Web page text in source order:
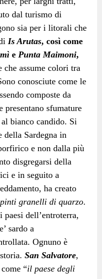
dal turismo di
sia per i litorali che
Is Arutas, così come
ePunta Maimoni,
che assume colori tra
conosciute come le
composte da
sfumature
bianco candido. Si
della Sardegna in
e non dalla più
disgregarsi della
e in seguito a
ha creato
granelli di quarzo.
dell’entroterra,
sardo a
Ognuno è
storia.San Salvatore,
come“il paese degli